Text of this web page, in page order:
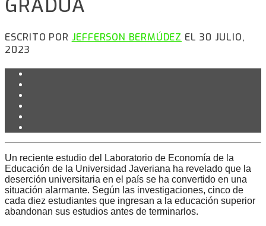
GRADÚA
ESCRITO POR JEFFERSON BERMÚDEZ EL 30 JULIO,
2023
Un reciente estudio del Laboratorio de Economía de la
Educación de la Universidad Javeriana ha revelado que la
deserción universitaria en el país se ha convertido en una
situación alarmante. Según las investigaciones, cinco de
cada diez estudiantes que ingresan a la educación superior
abandonan sus estudios antes de terminarlos.